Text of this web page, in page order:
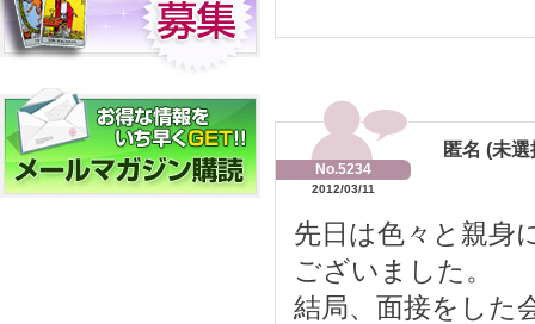
匿名 (未
No.5234
2012/03/11
先日は色々と親身
ございました。
結局、面接をした